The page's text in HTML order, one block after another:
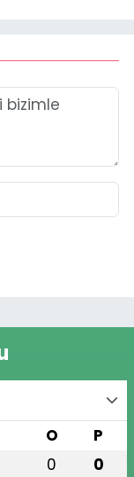
O P
0 0